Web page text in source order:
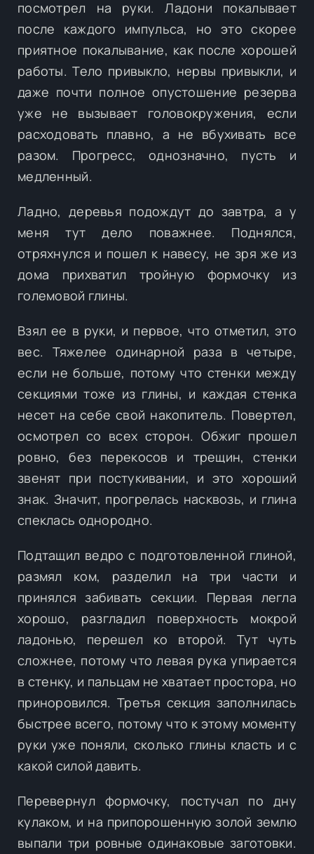
посмотрел на руки. Ладони покалывает
после каждого импульса, но это скорее
приятное покалывание, как после хорошей
работы. Тело привыкло, нервы привыкли, и
даже почти полное опустошение резерва
уже не вызывает головокружения, если
расходовать плавно, а не вбухивать все
разом. Прогресс, однозначно, пусть и
медленный.
Ладно, деревья подождут до завтра, а у
меня тут дело поважнее. Поднялся,
отряхнулся и пошел к навесу, не зря же из
дома прихватил тройную формочку из
големовой глины.
Взял ее в руки, и первое, что отметил, это
вес. Тяжелее одинарной раза в четыре,
если не больше, потому что стенки между
секциями тоже из глины, и каждая стенка
несет на себе свой накопитель. Повертел,
осмотрел со всех сторон. Обжиг прошел
ровно, без перекосов и трещин, стенки
звенят при постукивании, и это хороший
знак. Значит, прогрелась насквозь, и глина
спеклась однородно.
Подтащил ведро с подготовленной глиной,
размял ком, разделил на три части и
принялся забивать секции. Первая легла
хорошо, разгладил поверхность мокрой
ладонью, перешел ко второй. Тут чуть
сложнее, потому что левая рука упирается
в стенку, и пальцам не хватает простора, но
приноровился. Третья секция заполнилась
быстрее всего, потому что к этому моменту
руки уже поняли, сколько глины класть и с
какой силой давить.
Перевернул формочку, постучал по дну
кулаком, и на припорошенную золой землю
выпали три ровные одинаковые заготовки.